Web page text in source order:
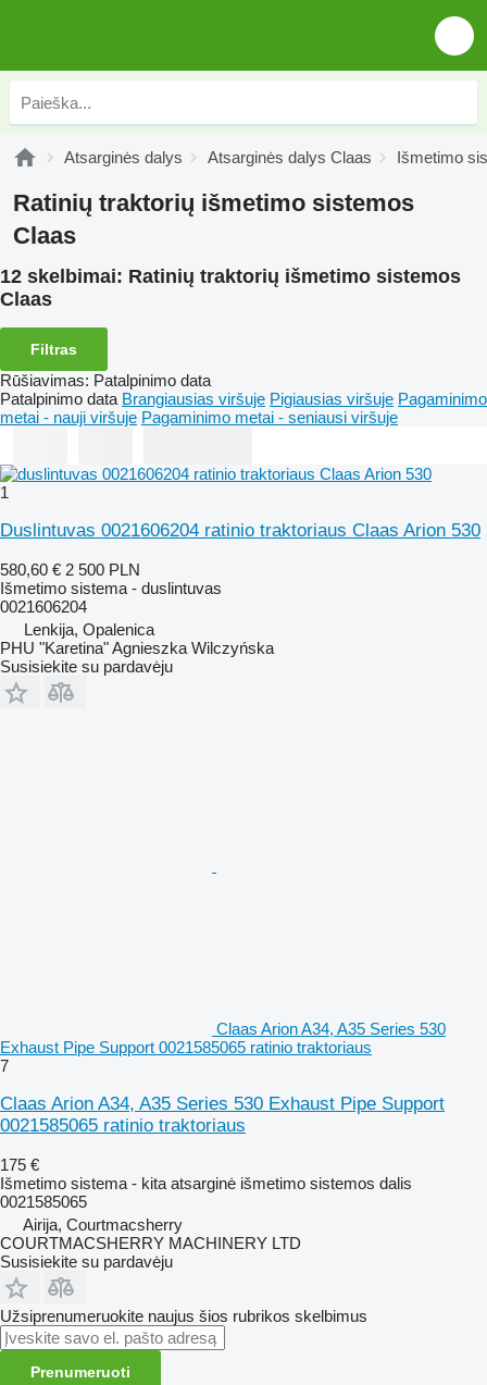
Atsarginės dalys Atsarginės dalys Claas Išmetimo
Ratinių traktorių išmetimo sistemos
Claas
12 skelbimai: Ratinių traktorių išmetimo sistemos
Claas
Filtras
Rūšiavimas: Patalpinimo data
Patalpinimo data Brangiausias viršuje Pigiausias viršuje Pagaminimo
metai - nauji viršuje Pagaminimo metai - seniausi viršuje
1
Duslintuvas 0021606204 ratinio traktoriaus Claas Arion 530
580,60 € 2 500 PLN
Išmetimo sistema - duslintuvas
0021606204
Lenkija, Opalenica
PHU "Karetina" Agnieszka Wilczyńska
Susisiekite su pardavėju
Claas Arion A34, A35 Series 530
Exhaust Pipe Support 0021585065 ratinio traktoriaus
7
Claas Arion A34, A35 Series 530 Exhaust Pipe Support
0021585065 ratinio traktoriaus
175 €
Išmetimo sistema - kita atsarginė išmetimo sistemos dalis
0021585065
Airija, Courtmacsherry
COURTMACSHERRY MACHINERY LTD
Susisiekite su pardavėju
Užsiprenumeruokite naujus šios rubrikos skelbimus
Prenumeruoti